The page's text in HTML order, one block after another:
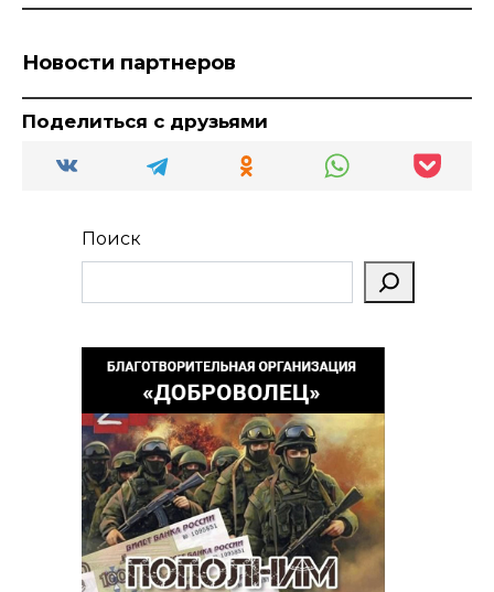
Новости партнеров
Поделиться с друзьями
Поиск